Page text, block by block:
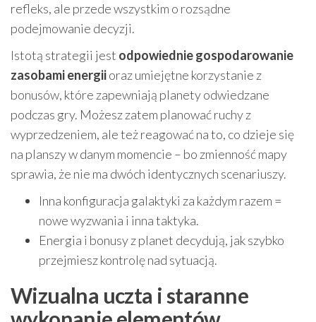
refleks, ale przede wszystkim o rozsądne
podejmowanie decyzji.
Istotą strategii jest odpowiednie gospodarowanie
zasobami energiioraz umiejętne korzystanie z
bonusów, które zapewniają planety odwiedzane
podczas gry. Możesz zatem planować ruchy z
wyprzedzeniem, ale też reagować na to, co dzieje się
na planszy w danym momencie – bo zmienność mapy
sprawia, że nie ma dwóch identycznych scenariuszy.
Inna konfiguracja galaktyki za każdym razem =
nowe wyzwania i inna taktyka.
Energia i bonusy z planet decydują, jak szybko
przejmiesz kontrolę nad sytuacją.
Wizualna uczta i staranne